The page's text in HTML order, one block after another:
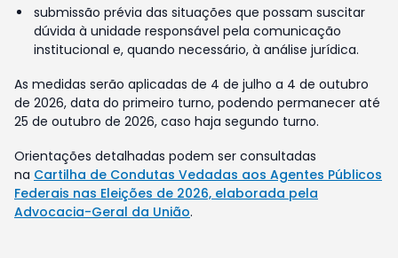
submissão prévia das situações que possam suscitar
dúvida à unidade responsável pela comunicação
institucional e, quando necessário, à análise jurídica.
As medidas serão aplicadas de 4 de julho a 4 de outubro
de 2026, data do primeiro turno, podendo permanecer até
25 de outubro de 2026, caso haja segundo turno.
Orientações detalhadas podem ser consultadas
na Cartilha de Condutas Vedadas aos Agentes Públicos
Federais nas Eleições de 2026, elaborada pela
Advocacia-Geral da União.